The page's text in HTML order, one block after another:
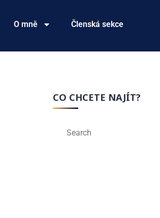
O mně Členská sekce
CO CHCETE NAJÍT?